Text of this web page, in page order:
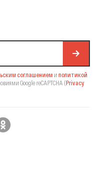
соглашением и политикой
Google reCAPTCHA (Privacy